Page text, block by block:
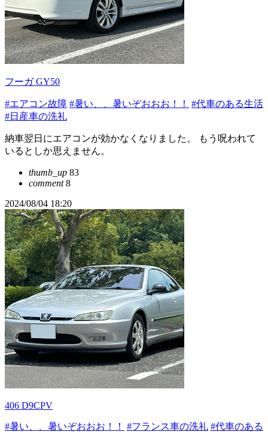
フーガ GY50
#エアコン故障 #暑い、、暑いぞおおお！！
#代車のある生活
#日産車の洗礼
納車翌日にエアコンが効かなくなりました。 もう呪われて
いるとしか思えません。
thumb_up 83
comment8
2024/08/04 18:20
406 D9CPV
#暑い、、暑いぞおおお！！ #フランス車の洗礼 #代車のある